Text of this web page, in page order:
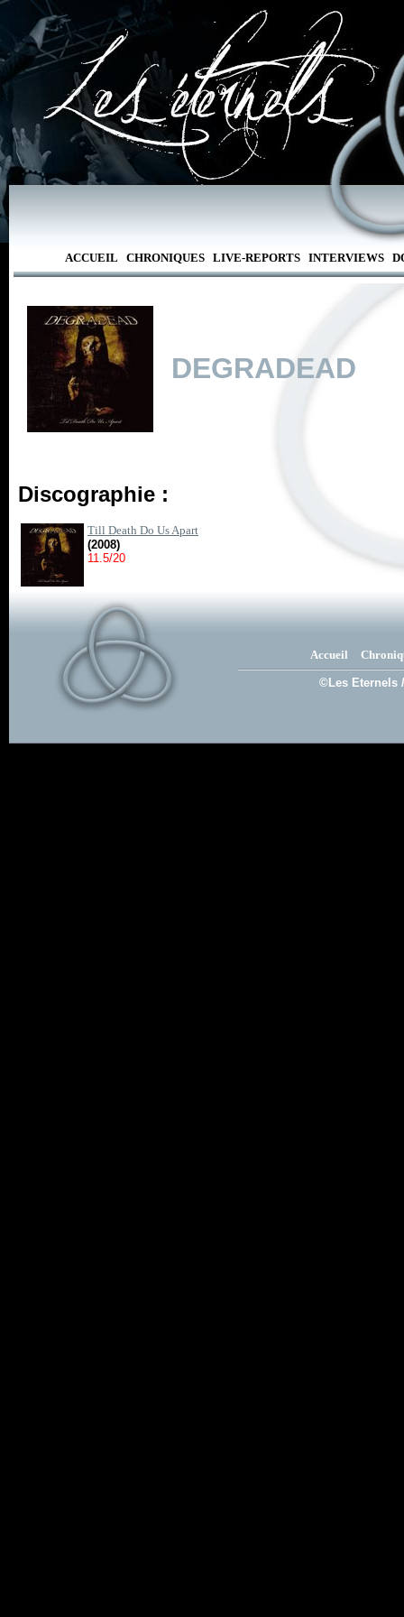
ACCUEIL CHRONIQUES LIVE-REPORTS INTERVIEWS
DEGRADEAD
Discographie :
Till Death Do Us Apart
(2008)
11.5/20
Accueil
©Les Eternels